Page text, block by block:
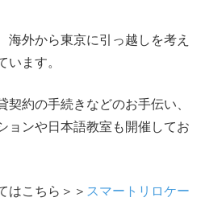
海外から東京に引っ越しを考え
います。
契約の手続きなどのお手伝い、
ョンや日本語教室も開催してお
はこちら＞＞ スマートリロケー